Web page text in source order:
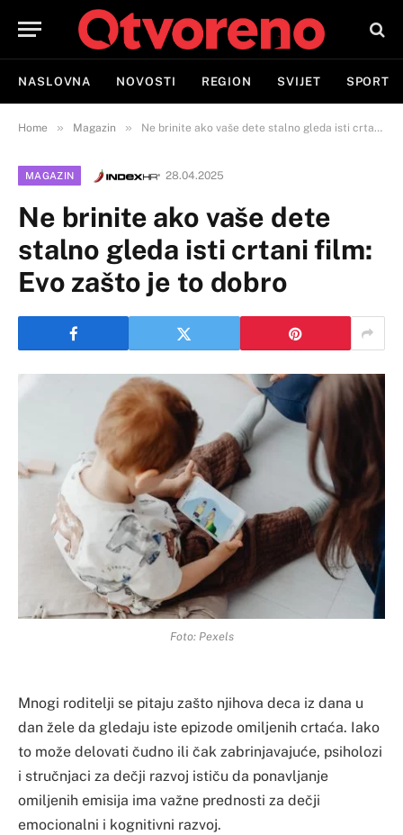
NASLOVNA NOVOSTI REGION SVIJET SPORT
Home » Magazin » Ne brinite ako vaše dete stalno gleda isti crtani film: Evo zašto je to dobro
MAGAZIN 28.04.2025
Ne brinite ako vaše dete
stalno gleda isti crtani film:
Evo zašto je to dobro
Foto: Pexels
Mnogi roditelji se pitaju zašto njihova deca iz dana u
dan žele da gledaju iste epizode omiljenih crtaća. Iako
to može delovati čudno ili čak zabrinjavajuće, psiholozi
i stručnjaci za dečji razvoj ističu da ponavljanje
omiljenih emisija ima važne prednosti za dečji
emocionalni i kognitivni razvoj.